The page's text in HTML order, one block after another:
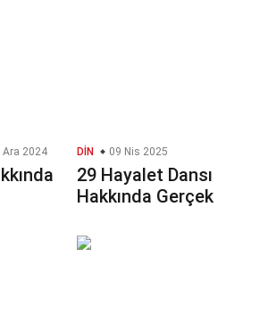
Ara 2024 DIN 09 Nis 2025
29 Hayalet Dansı
Hakkında Gerçek